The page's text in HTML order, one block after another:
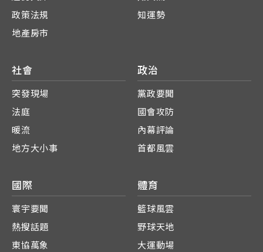
政策法規
地產房市
知運勢
社會
突發現場
法庭
暖流
地方大小事
政治
黨政要聞
國會攻防
內幕評論
首都風雲
國際
寰宇要聞
熱搜話題
東協萬象
體育
籃球風雲
野球天地
大運動場